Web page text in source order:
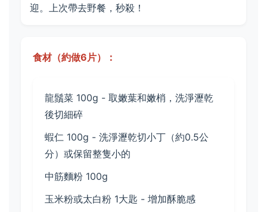
迎。上次帶去野餐，秒殺！
食材（約做6片）：
龍鬚菜 100g - 取嫩葉和嫩梢，洗淨瀝乾
後切細碎
蝦仁 100g - 洗淨瀝乾切小丁（約0.5公
分）或保留整隻小的
中筋麵粉 100g
玉米粉或太白粉 1大匙 - 增加酥脆感